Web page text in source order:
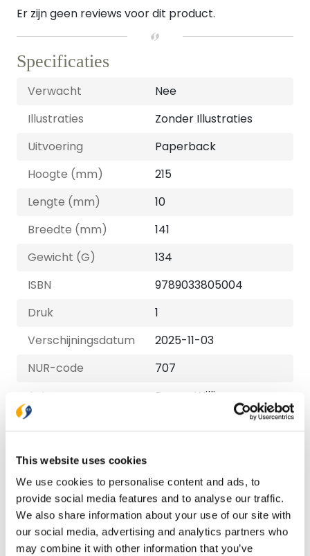
This website uses cookies
We use cookies to personalise content and ads, to
provide social media features and to analyse our traffic.
We also share information about your use of our site with
our social media, advertising and analytics partners who
may combine it with other information that you’ve
Er zijn geen reviews voor dit product.
Specificaties
Verwacht
Nee
Illustraties
Zonder Illustraties
Uitvoering
Paperback
Hoogte (mm)
215
Lengte (mm)
10
Breedte (mm)
141
Gewicht (G)
134
ISBN
9789033805004
Druk
1
Verschijningsdatum
2025-11-03
NUR-code
707
Auteur
Rowan Williams
Uitvoeringen
Paperback
€ 14,99